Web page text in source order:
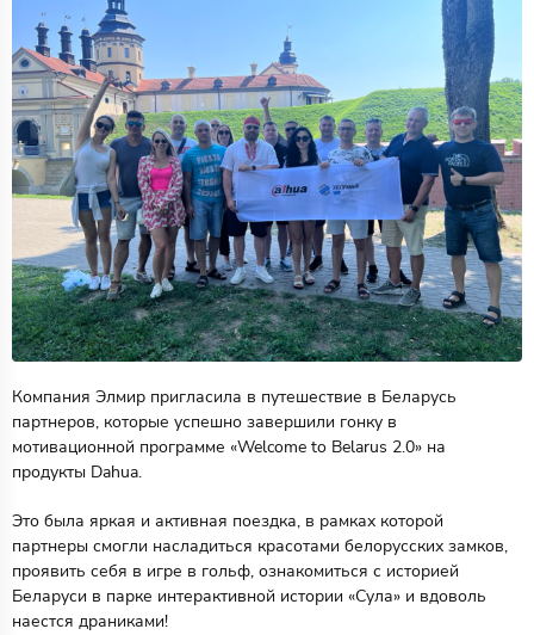
Компания Элмир пригласила в путешествие в Беларусь
партнеров, которые успешно завершили гонку в
мотивационной программе «Welcome to Belarus 2.0» на
продукты Dahua.
Это была яркая и активная поездка, в рамках которой
партнеры смогли насладиться красотами белорусских замков,
проявить себя в игре в гольф, ознакомиться с историей
Беларуси в парке интерактивной истории «Сула» и вдоволь
наестся драниками!